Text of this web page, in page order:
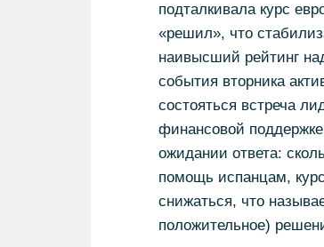
подталкивала курс
«решил», что
наивысший рейтинг
события вторника
состояться встреча
финансовой
ожидании ответа:
помощь испанцам,
снижаться, что
положительное)